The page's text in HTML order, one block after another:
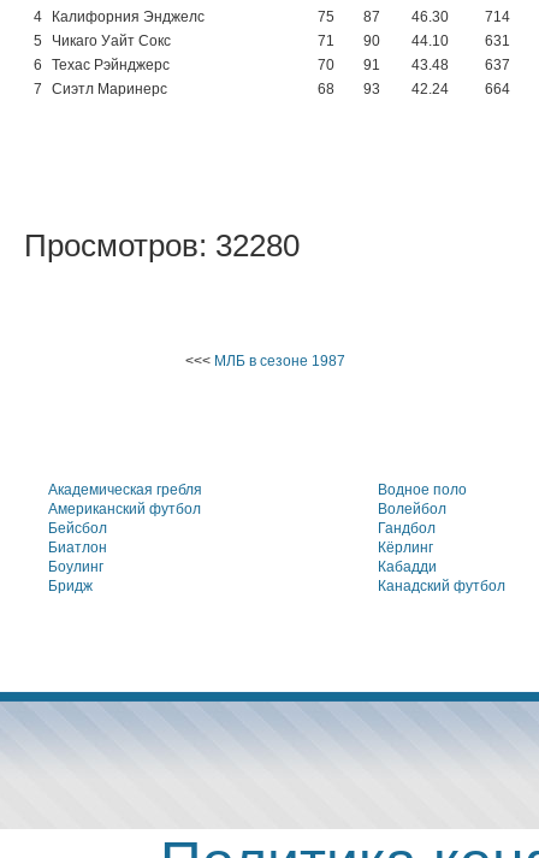
4
Калифорния Энджелс 75 87 46.30
714
5
Чикаго Уайт Сокс 71 90 44.10
631
6
Техас Рэйнджерс 70 91 43.48
637
7
Сиэтл Маринерс 68 93 42.24 664
Просмотров: 32280
<<< МЛБ в сезоне 1987
Академическая гребля
Американский футбол
Бейсбол
Биатлон
Боулинг
Бридж
Водное поло
Волейбол
Гандбол
Кёрлинг
Кабадди
Канадский футбол